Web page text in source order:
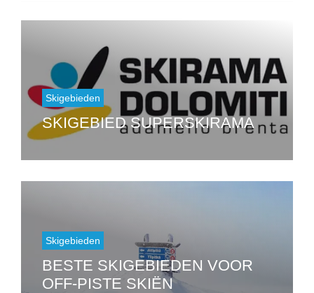
Skigebieden
SKIGEBIED SUPERSKIRAMA
Skigebieden
BESTE SKIGEBIEDEN VOOR
OFF-PISTE SKIËN